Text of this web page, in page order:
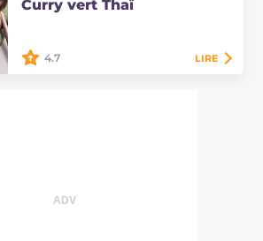
mariné avec du citron vert, des
Curry vert Thaï
4.7 LIRE